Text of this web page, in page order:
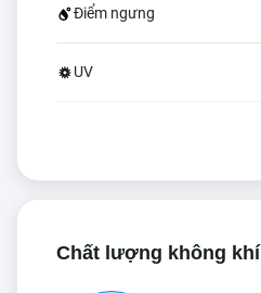
Điểm ngưng
UV
Chất lượng không khí